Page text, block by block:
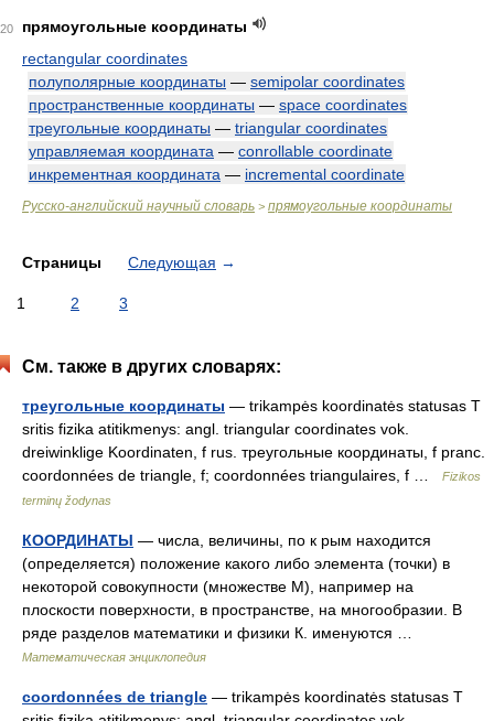
20
прямоугольные координаты
rectangular coordinates
полуполярные координаты — semipolar coordinates
пространственные координаты — space coordinates
треугольные координаты — triangular coordinates
управляемая координата — conrollable coordinate
инкрементная координата — incremental coordinate
Русско-английский научный словарь > прямоугольные координаты
Страницы Следующая →
1 2 3
См. также в других словарях:
треугольные координаты — trikampės koordinatės statusas T
sritis fizika atitikmenys: angl. triangular coordinates vok.
dreiwinklige Koordinaten, f rus. треугольные координаты, f pranc.
coordonnées de triangle, f; coordonnées triangulaires, f …
Fizikos
terminų žodynas
КООРДИНАТЫ — числа, величины, по к рым находится
(определяется) положение какого либо элемента (точки) в
некоторой совокупности (множестве М), например на
плоскости поверхности, в пространстве, на многообразии. В
ряде разделов математики и физики К. именуются …
Математическая энциклопедия
coordonnées de triangle — trikampės koordinatės statusas T